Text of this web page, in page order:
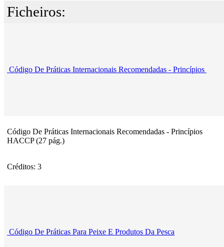
Ficheiros:
Código De Práticas Internacionais Recomendadas - Princípios
Código De Práticas Internacionais Recomendadas - Princípios
HACCP (27 pág.)
Créditos: 3
Código De Práticas Para Peixe E Produtos Da Pesca